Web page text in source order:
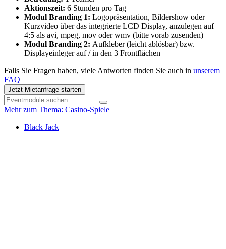
Aktionszeit: 6 Stunden pro Tag
Modul Branding 1: Logopräsentation, Bildershow oder
Kurzvideo über das integrierte LCD Display, anzulegen auf
4:5 als avi, mpeg, mov oder wmv (bitte vorab zusenden)
Modul Branding 2: Aufkleber (leicht ablösbar) bzw.
Displayeinleger auf / in den 3 Frontflächen
Falls Sie Fragen haben, viele Antworten finden Sie auch in unserem
FAQ
Jetzt Mietanfrage starten
Mehr zum Thema: Casino-Spiele
Black Jack